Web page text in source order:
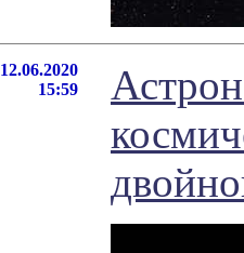
12.06.2020
15:59